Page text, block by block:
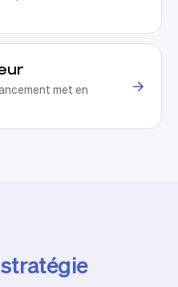
met en
stratégie